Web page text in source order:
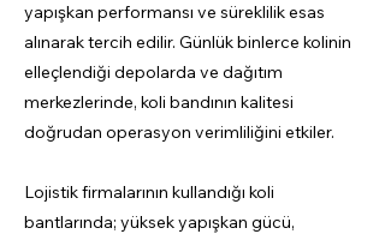
yapışkan performansı ve süreklilik esas
alınarak tercih edilir. Günlük binlerce kolinin
elleçlendiği depolarda ve dağıtım
merkezlerinde, koli bandının kalitesi
doğrudan operasyon verimliliğini etkiler.
Lojistik firmalarının kullandığı koli
bantlarında; yüksek yapışkan gücü,